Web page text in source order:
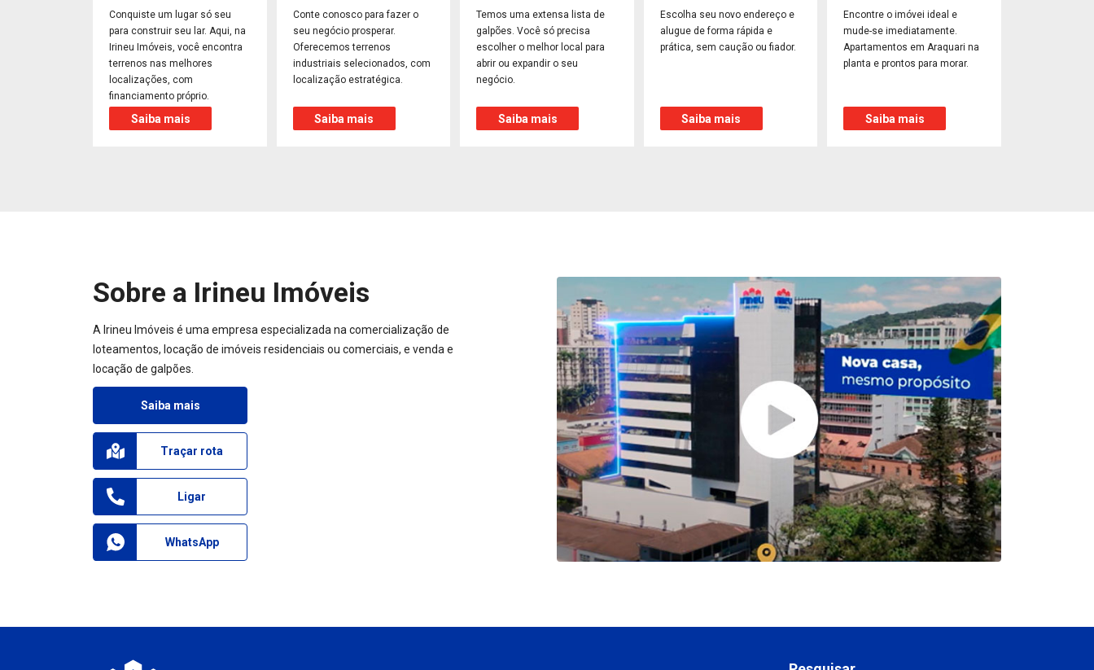
Conquiste um lugar só seu
para construir seu lar. Aqui, na
Irineu Imóveis, você encontra
terrenos nas melhores
localizações, com
financiamento próprio.
Saiba mais
Conte conosco para fazer o
seu negócio prosperar.
Oferecemos terrenos
industriais selecionados, com
localização estratégica.
Saiba mais
Temos uma extensa lista de
galpões. Você só precisa
escolher o melhor local para
abrir ou expandir o seu
negócio.
Saiba mais
Escolha seu novo endereço e
alugue de forma rápida e
prática, sem caução ou fiador.
Saiba mais
Encontre o imóvei ideal e
mude-se imediatamente.
Apartamentos em Araquari na
planta e prontos para morar.
Saiba mais
Sobre a Irineu Imóveis
A Irineu Imóveis é uma empresa especializada na comercialização de
loteamentos, locação de imóveis residenciais ou comerciais, e venda e
locação de galpões.
Saiba mais
Traçar rota
Ligar
WhatsApp